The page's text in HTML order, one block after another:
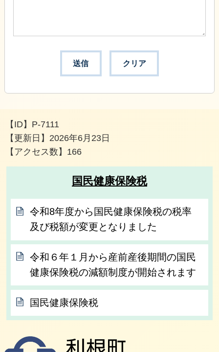
【ID】 P-7111
【更新日】 2026年6月23日
【アクセス数】 166
国民健康保険税
令和8年度から国民健康保険税の税率
及び税額が変更となりました
令和６年１月から産前産後期間の国民
健康保険税の減額制度が開始されます
国民健康保険税